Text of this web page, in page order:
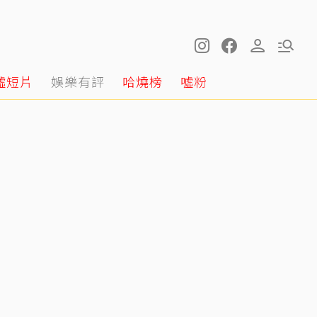
短片 娛樂有評 哈燒榜 噓粉